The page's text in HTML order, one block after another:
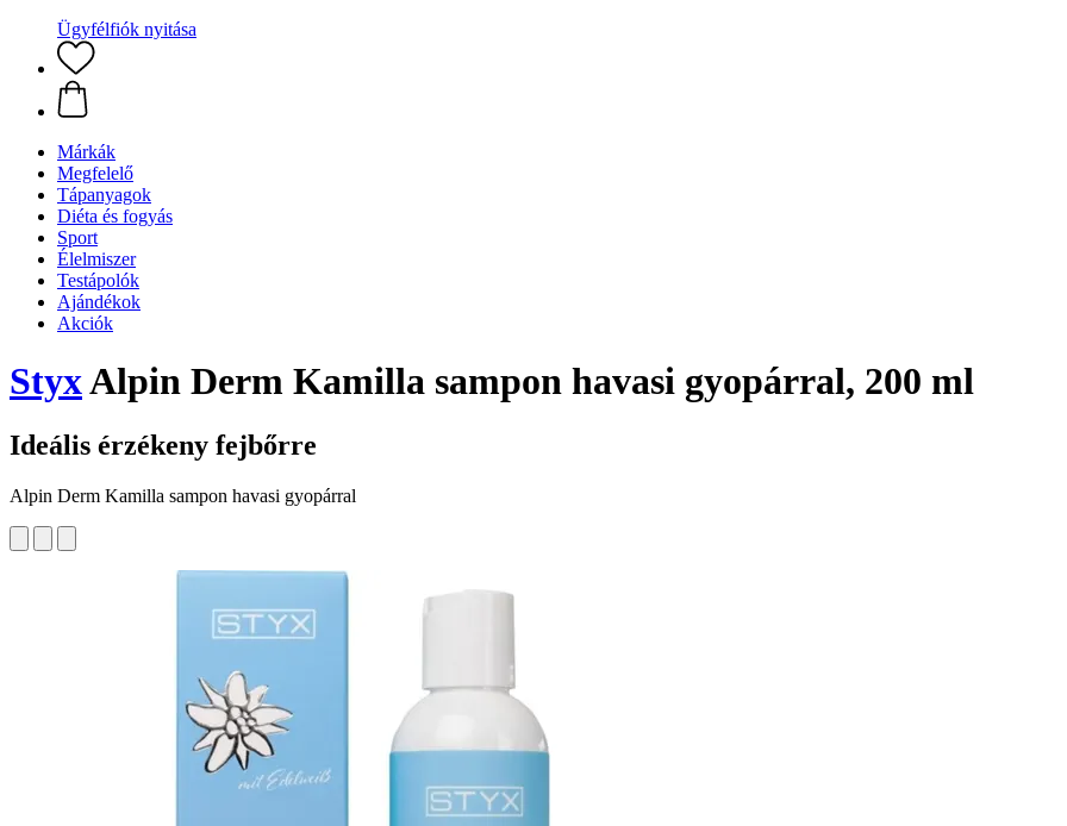
Ügyfélfiók nyitása
Márkák
Megfelelő
Tápanyagok
Diéta és fogyás
Sport
Élelmiszer
Testápolók
Ajándékok
Akciók
StyxAlpin Derm Kamilla sampon havasi gyopárral, 200 ml
Ideális érzékeny fejbőrre
Alpin Derm Kamilla sampon havasi gyopárral